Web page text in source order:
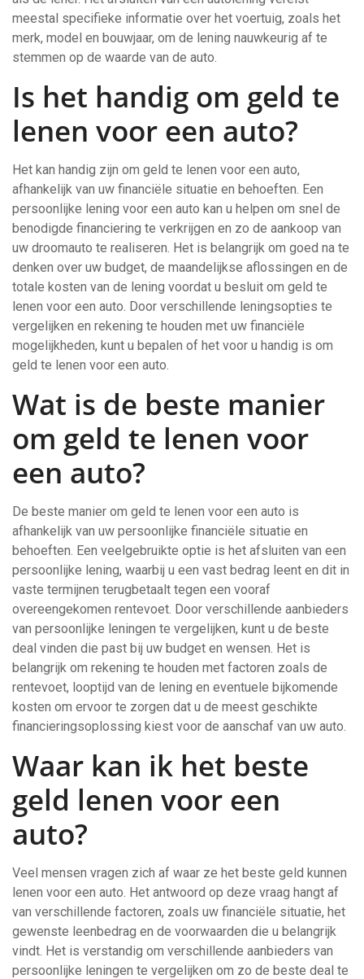
meestal specifieke informatie over het voertuig, zoals het
merk, model en bouwjaar, om de lening nauwkeurig af te
stemmen op de waarde van de auto.
Is het handig om geld te
lenen voor een auto?
Het kan handig zijn om geld te lenen voor een auto,
afhankelijk van uw financiële situatie en behoeften. Een
persoonlijke lening voor een auto kan u helpen om snel de
benodigde financiering te verkrijgen en zo de aankoop van
uw droomauto te realiseren. Het is belangrijk om goed na te
denken over uw budget, de maandelijkse aflossingen en de
totale kosten van de lening voordat u besluit om geld te
lenen voor een auto. Door verschillende leningsopties te
vergelijken en rekening te houden met uw financiële
mogelijkheden, kunt u bepalen of het voor u handig is om
geld te lenen voor een auto.
Wat is de beste manier
om geld te lenen voor
een auto?
De beste manier om geld te lenen voor een auto is
afhankelijk van uw persoonlijke financiële situatie en
behoeften. Een veelgebruikte optie is het afsluiten van een
persoonlijke lening, waarbij u een vast bedrag leent en dit in
vaste termijnen terugbetaalt tegen een vooraf
overeengekomen rentevoet. Door verschillende aanbieders
van persoonlijke leningen te vergelijken, kunt u de beste
deal vinden die past bij uw budget en wensen. Het is
belangrijk om rekening te houden met factoren zoals de
rentevoet, looptijd van de lening en eventuele bijkomende
kosten om ervoor te zorgen dat u de meest geschikte
financieringsoplossing kiest voor de aanschaf van uw auto.
Waar kan ik het beste
geld lenen voor een
auto?
Veel mensen vragen zich af waar ze het beste geld kunnen
lenen voor een auto. Het antwoord op deze vraag hangt af
van verschillende factoren, zoals uw financiële situatie, het
gewenste leenbedrag en de voorwaarden die u belangrijk
vindt. Het is verstandig om verschillende aanbieders van
persoonlijke leningen te vergelijken om zo de beste deal te